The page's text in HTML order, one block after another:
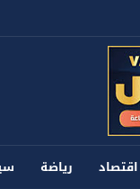
اقتصاد رياضة